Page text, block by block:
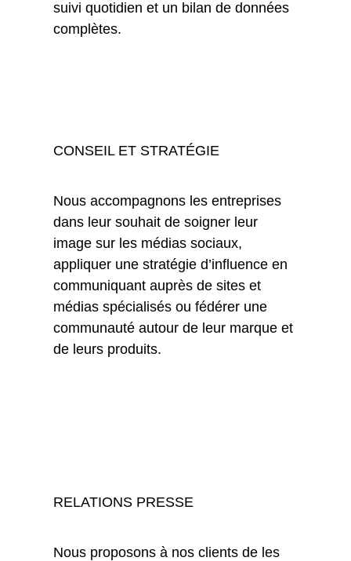
suivi quotidien et un bilan de données
complètes.
CONSEIL ET STRATÉGIE
Nous accompagnons les entreprises
dans leur souhait de soigner leur
image sur les médias sociaux,
appliquer une stratégie d’influence en
communiquant auprès de sites et
médias spécialisés ou fédérer une
communauté autour de leur marque et
de leurs produits.
RELATIONS PRESSE
Nous proposons à nos clients de les